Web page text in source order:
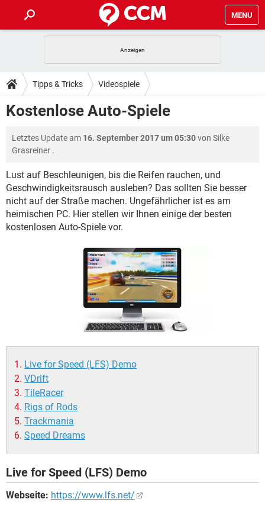
MENU
ANDROID IOS
WINDOWS 10 INSTAGRAM
FACEBOOK
TIPPS & TRICKS
SPIELE STREAMING
ANDROID IOS
WINDOWS 10 INSTAGRAM
FACEBOOK HARDWARE
DOWNLOADS
ANDROID
WHATSAPP TIKTOK
FACEBOOK HARDWARE
FORUM
ANDROID IOS
WINDOWS 10 INSTAGRAM
WHATSAPP TIKTOK
SPIELE STREAMING
ANDROID IOS
WINDOWS 10
TIKTOK
HARDWARE
Tipps & Tricks Videospiele
Kostenlose Auto-Spiele
Letztes Update am 16. September 2017 um 05:30von Silke
Grasreiner .
Lust auf Beschleunigen, bis die Reifen rauchen, und
Geschwindigkeitsrausch ausleben? Das sollten Sie besser
nicht auf der Straße machen. Ungefährlicher ist es am
heimischen PC. Hier stellen wir Ihnen einige der besten
kostenlosen Auto-Spiele vor.
Live for Speed (LFS) Demo
VDrift
TileRacer
Rigs of Rods
Trackmania
Speed Dreams
Live for Speed (LFS) Demo
Webseite: https://www.lfs.net/